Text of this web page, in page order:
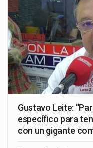
Gustavo Leite:
específico para
con un gigante